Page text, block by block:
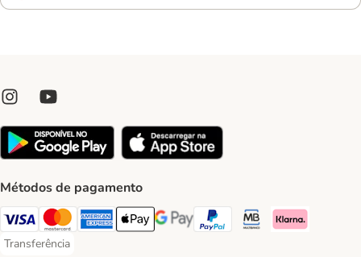
Métodos de pagamento
Visa Payment Method
Mastercard Payment Method
American Express Payment Method
Apple Pay Payment Method
Google Pay Payment Method
PayPal Payment Method
Multibanco Payment
Klarna Payment
Transferência
Transferência Payment Method